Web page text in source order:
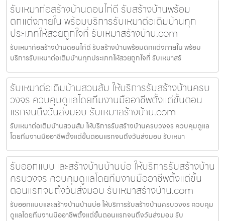
รับเหมาก่อสร้างบ้านดอนไก่ดี รับสร้างบ้านพร้อม
ตกแต่งภายใน พร้อมบริการรับเหมาต่อเติมบ้านทุก
ประเภทให้สวยถูกใจที่ รับเหมาสร้างบ้าน.com
รับเหมาก่อสร้างบ้านดอนไก่ดี รับสร้างบ้านพร้อมตกแต่งภายใน พร้อม
บริการรับเหมาต่อเติมบ้านทุกประเภทให้สวยถูกใจที่ รับเหมาสร้
รับเหมาต่อเติมบ้านสวนส้ม ให้บริการรับสร้างบ้านครบ
วงจร ควบคุมดูแลโดยทีมงานมืออาชีพตั้งแต่ขั้นตอน
แรกจนถึงวันส่งมอบ รับเหมาสร้างบ้าน.com
รับเหมาต่อเติมบ้านสวนส้ม ให้บริการรับสร้างบ้านครบวงจร ควบคุมดูแล
โดยทีมงานมืออาชีพตั้งแต่ขั้นตอนแรกจนถึงวันส่งมอบ รับเหมา
รับออกแบบและสร้างบ้านบ้านบ่อ ให้บริการรับสร้างบ้าน
ครบวงจร ควบคุมดูแลโดยทีมงานมืออาชีพตั้งแต่ขั้น
ตอนแรกจนถึงวันส่งมอบ รับเหมาสร้างบ้าน.com
รับออกแบบและสร้างบ้านบ้านบ่อ ให้บริการรับสร้างบ้านครบวงจร ควบคุม
ดูแลโดยทีมงานมืออาชีพตั้งแต่ขั้นตอนแรกจนถึงวันส่งมอบ รับ